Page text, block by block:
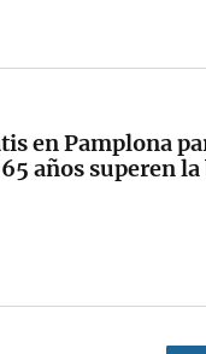
en Pamplona
años superen